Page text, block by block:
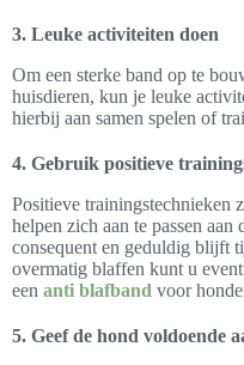
3. Leuke activiteiten doen
Om een sterke band op te
huisdieren, kun je leuke
hierbij aan samen spelen of
4. Gebruik positieve
Positieve trainingstechnieken
helpen zich aan te passen
consequent en geduldig blijft
overmatig blaffen kunt u
een anti blafband voor
5. Geef de hond voldoende